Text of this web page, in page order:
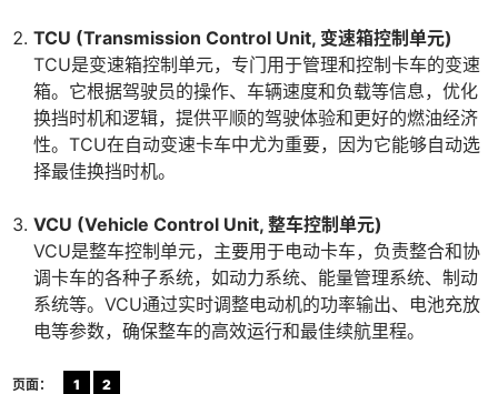
TCU (Transmission Control Unit, 变速箱控制单元)
TCU是变速箱控制单元，专门用于管理和控制卡车的变速
箱。它根据驾驶员的操作、车辆速度和负载等信息，优化
换挡时机和逻辑，提供平顺的驾驶体验和更好的燃油经济
性。TCU在自动变速卡车中尤为重要，因为它能够自动选
择最佳换挡时机。
VCU (Vehicle Control Unit, 整车控制单元)
VCU是整车控制单元，主要用于电动卡车，负责整合和协
调卡车的各种子系统，如动力系统、能量管理系统、制动
系统等。VCU通过实时调整电动机的功率输出、电池充放
电等参数，确保整车的高效运行和最佳续航里程。
页面： 1 2